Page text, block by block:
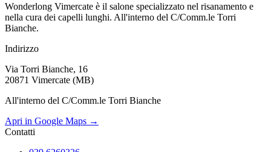
Wonderlong Vimercate è il salone specializzato nel risanamento e
nella cura dei capelli lunghi. All'interno del C/Comm.le Torri
Bianche.
Indirizzo
Via Torri Bianche, 16
20871 Vimercate (MB)
All'interno del C/Comm.le Torri Bianche
Apri in Google Maps →
Contatti